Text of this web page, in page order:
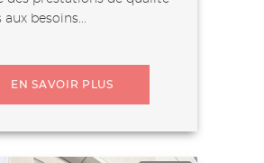
aux besoins...
EN SAVOIR PLUS